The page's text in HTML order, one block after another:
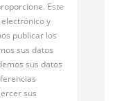
Este
y
publicar los
sus datos
sus datos
sus